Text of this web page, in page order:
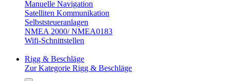
Manuelle Navigation
Satelliten Kommunikation
Selbststeueranlagen
NMEA 2000/ NMEA0183
Wifi-Schnittstellen
Rigg & Beschläge
Zur Kategorie Rigg & Beschläge